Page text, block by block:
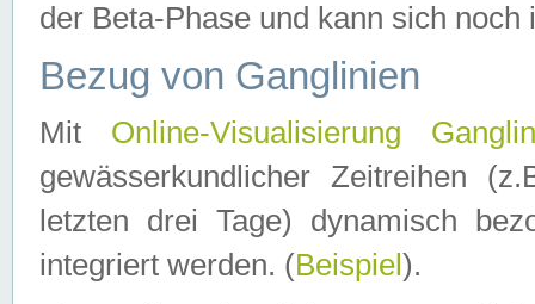
der Beta-Phase und kann sich noch
Bezug von Ganglinien
Mit Online-Visualisierung
gewässerkundlicher Zeitreihen
letzten drei Tage) dynamisch
integriert werden. (Beispiel ).